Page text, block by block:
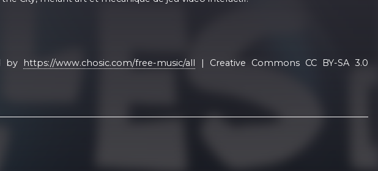
by https://www.chosic.com/free-music/all | Creative Commons CC BY-SA 3.0